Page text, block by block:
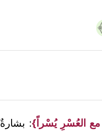
العُسْرِ يُسْراً}: